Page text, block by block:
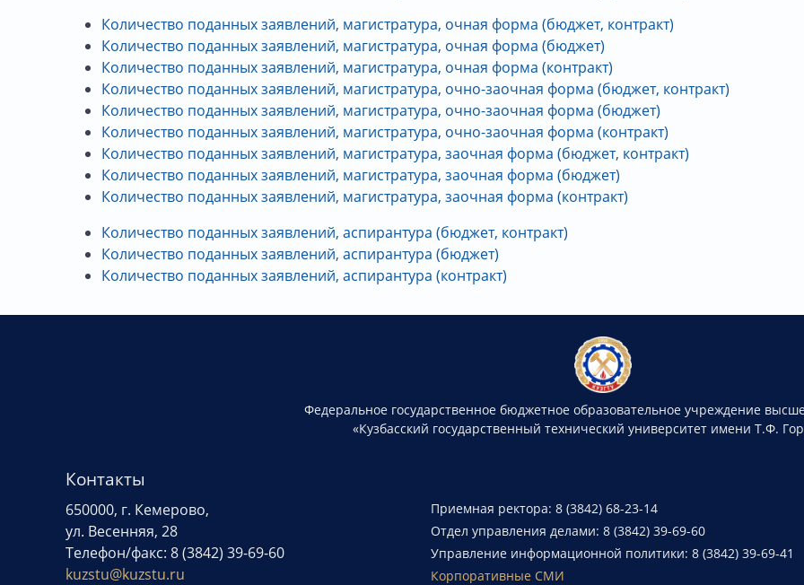
Количество поданных заявлений, магистратура, очная форма (бюджет, контракт)
Количество поданных заявлений, магистратура, очная форма (бюджет)
Количество поданных заявлений, магистратура, очная форма (контракт)
Количество поданных заявлений, магистратура, очно-заочная форма (бюджет, контракт)
Количество поданных заявлений, магистратура, очно-заочная форма (бюджет)
Количество поданных заявлений, магистратура, очно-заочная форма (контракт)
Количество поданных заявлений, магистратура, заочная форма (бюджет, контракт)
Количество поданных заявлений, магистратура, заочная форма (бюджет)
Количество поданных заявлений, магистратура, заочная форма (контракт)
Количество поданных заявлений, аспирантура (бюджет, контракт)
Количество поданных заявлений, аспирантура (бюджет)
Количество поданных заявлений, аспирантура (контракт)
Федеральное государственное бюджетное образовательное учреждение
«Кузбасский государственный технический университет имени Т.Ф.
Контакты
650000, г. Кемерово,
ул. Весенняя, 28
Телефон/факс: 8 (3842) 39-69-60
kuzstu@kuzstu.ru
Приемная ректора: 8 (3842) 68-23-14
Отдел управления делами: 8 (3842) 39-69-60
Управление информационной политики: 8 (3842) 39-69-41
Корпоративные СМИ